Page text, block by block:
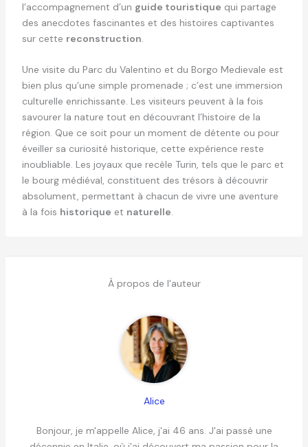
l’accompagnement d’un guide touristique qui partage
des anecdotes fascinantes et des histoires captivantes
sur cette reconstruction.
Une visite du Parc du Valentino et du Borgo Medievale est
bien plus qu’une simple promenade ; c’est une immersion
culturelle enrichissante. Les visiteurs peuvent à la fois
savourer la nature tout en découvrant l’histoire de la
région. Que ce soit pour un moment de détente ou pour
éveiller sa curiosité historique, cette expérience reste
inoubliable. Les joyaux que recèle Turin, tels que le parc et
le bourg médiéval, constituent des trésors à découvrir
absolument, permettant à chacun de vivre une aventure
à la fois historique et naturelle.
À propos de l'auteur
Alice
Bonjour, je m'appelle Alice, j'ai 46 ans. J'ai passé une